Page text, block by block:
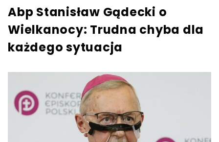
Abp Stanisław Gądecki o
Wielkanocy: Trudna chyba dla
każdego sytuacja